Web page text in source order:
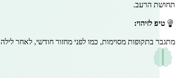
תחושת הרעב.
טיפ לזיהוי:
מתגבר בתקופות מסוימות, כמו לפני מחזור חודשי, לאחר